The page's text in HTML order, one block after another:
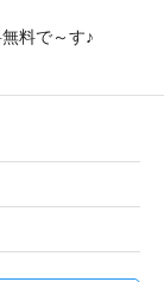
料で～す♪